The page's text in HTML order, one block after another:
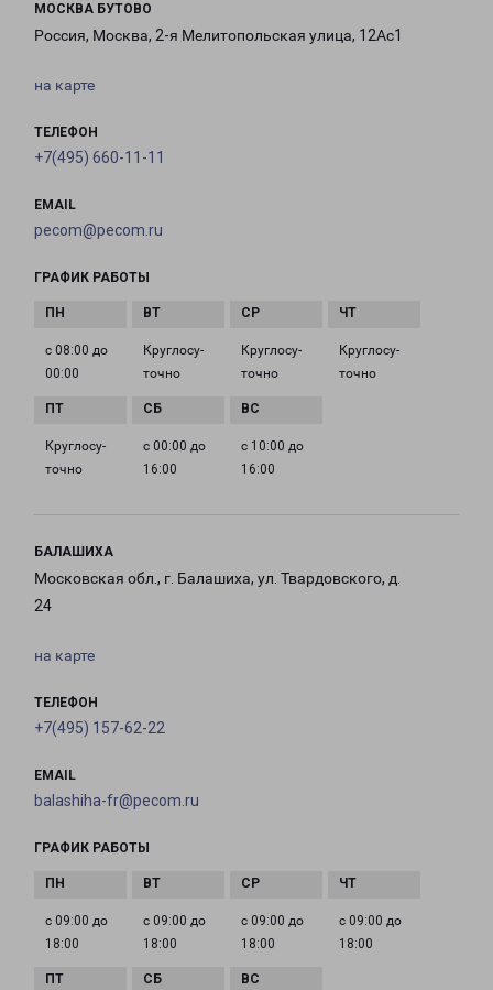
МОСКВА БУТОВО
Россия, Москва, 2-я Мелитопольская улица, 12Ас1
на карте
ТЕЛЕФОН
+7(495) 660-11-11
EMAIL
pecom@pecom.ru
ГРАФИК РАБОТЫ
с 08:00 до
00:00
Круглосу­
точно
Круглосу­
точно
Круглосу­
точно
Круглосу­
точно
с 00:00 до
16:00
с 10:00 до
16:00
БАЛАШИХА
Московская обл., г. Балашиха, ул. Твардовского, д.
24
на карте
ТЕЛЕФОН
+7(495) 157-62-22
EMAIL
balashiha-fr@pecom.ru
ГРАФИК РАБОТЫ
с 09:00 до
18:00
с 09:00 до
18:00
с 09:00 до
18:00
с 09:00 до
18:00